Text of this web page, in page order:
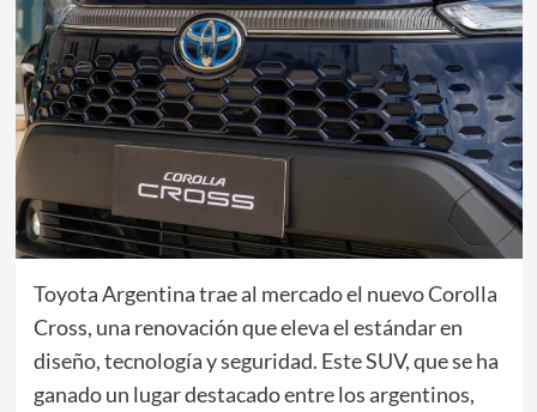
Toyota Argentina trae al mercado el nuevo Corolla
Cross, una renovación que eleva el estándar en
diseño, tecnología y seguridad. Este SUV, que se ha
ganado un lugar destacado entre los argentinos,